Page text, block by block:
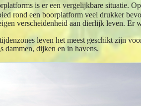
is er een vergelijkbare situatie.
rond een boorplatform veel drukker
verscheidenheid aan dierlijk leven. Er
leven het meest geschikt zijn
dammen, dijken en in havens.